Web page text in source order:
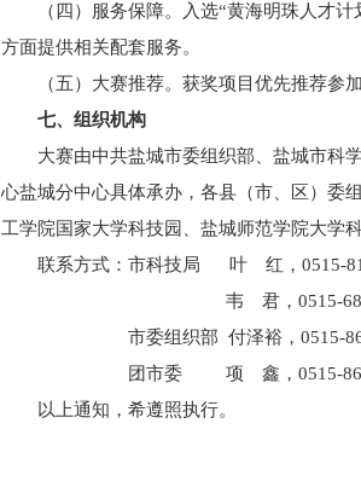
（四）服务保障。入选“黄海明珠人才
方面提供相关配套服务。
（五）大赛推荐。获奖项目优先推荐参
七、组织机构
大赛由中共盐城市委组织部、盐城市科
心盐城分中心具体承办，各县（市、区）委
工学院国家大学科技园、盐城师范学院大学
联系方式：市科技局 叶 红，0515-
韦 君，0515-
市委组织部 付泽裕，0515-
团市委 项 鑫，0515-
以上通知，希遵照执行。